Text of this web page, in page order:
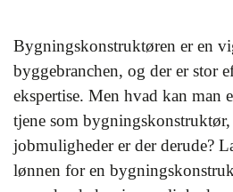
Bygningskonstruktøren er en
byggebranchen, og der er stor
ekspertise. Men hvad kan man
tjene som
jobmuligheder er der derude?
lønnen for en